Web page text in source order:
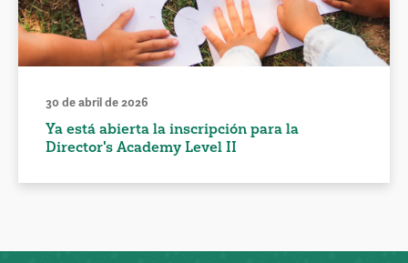
30 de abril de 2026
Ya está abierta la inscripción para la
Director's Academy Level II